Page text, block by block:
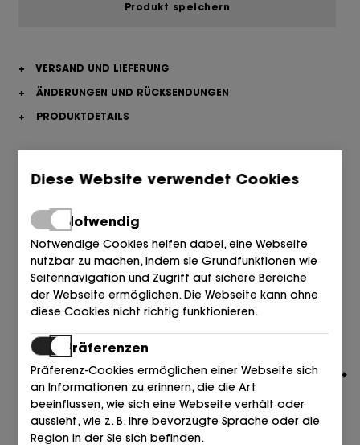
Produkt speichern
+
VERSAND UND LIEFERUNG
+
ÄNDERUNGEN UND RÜCKSENDUNGEN
+
PRODUKTDETAILS
Diese Website verwendet Cookies
Notwendig
Notwendige Cookies helfen dabei, eine Webseite
nutzbar zu machen, indem sie Grundfunktionen wie
Seitennavigation und Zugriff auf sichere Bereiche
der Webseite ermöglichen. Die Webseite kann ohne
diese Cookies nicht richtig funktionieren.
Präferenzen
Präferenz-Cookies ermöglichen einer Webseite sich
an Informationen zu erinnern, die die Art
beeinflussen, wie sich eine Webseite verhält oder
aussieht, wie z. B. Ihre bevorzugte Sprache oder die
Region in der Sie sich befinden.